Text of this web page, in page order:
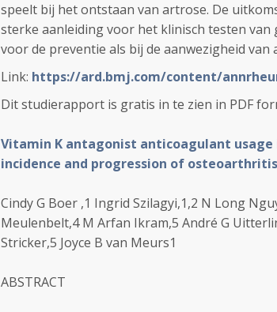
speelt bij het ontstaan van artrose. De
sterke aanleiding voor het klinisch testen
voor de preventie als bij de aanwezigheid van
Link: https://ard.bmj.com/content/
Dit studierapport is gratis in te zien in PDF
Vitamin K antagonist anticoagulant usage
incidence and progression of osteoarthritis
Cindy G Boer ,1 Ingrid Szilagyi,1,2 N Long
Meulenbelt,4 M Arfan Ikram,5 André G
Stricker,5 Joyce B van Meurs1
ABSTRACT